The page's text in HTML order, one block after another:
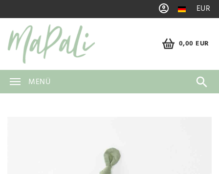
EUR
0,00 EUR
MENÜ